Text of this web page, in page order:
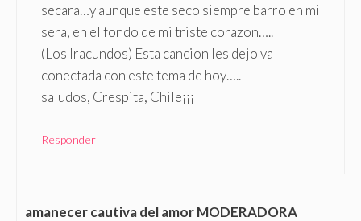
secara…y aunque este seco siempre barro en mi
sera, en el fondo de mi triste corazon…..
(Los Iracundos) Esta cancion les dejo va
conectada con este tema de hoy…..
saludos, Crespita, Chile¡¡¡
Responder
amanecer cautiva del amor MODERADORA